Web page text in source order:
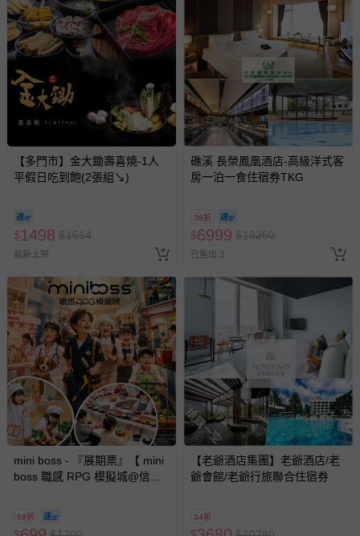
【多門市】金大鋤壽喜燒-1人
平假日吃到飽(2張組↘)
$1498 $1514
最新上架
礁溪 長榮鳳凰酒店-高級洋式客
房一泊一食住宿券TKG
38折
$6999 $18260
已售出 3
mini boss - 『展期票』【 mini
boss 職感 RPG 模擬城@信義
券，於展期現場憑訂單編號兌
換，依現場梯次安排入場，逾
58折
搶購一空
【老爺酒店集團】老爺酒店/老
爺會館/老爺行旅聯合住宿券
34折